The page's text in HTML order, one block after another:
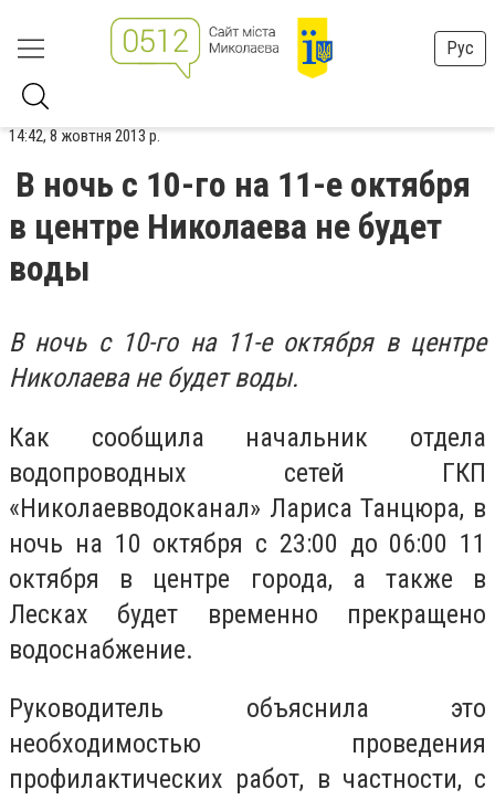
Рус
14:42, 8 жовтня 2013 р.
В ночь с 10-го на 11-е октября
в центре Николаева не будет
воды
В ночь с 10-го на 11-е октября в центре
Николаева не будет воды.
Как сообщила начальник отдела
водопроводных сетей ГКП
«Николаевводоканал» Лариса Танцюра, в
ночь на 10 октября с 23:00 до 06:00 11
октября в центре города, а также в
Лесках будет временно прекращено
водоснабжение.
Руководитель объяснила это
необходимостью проведения
профилактических работ, в частности, с